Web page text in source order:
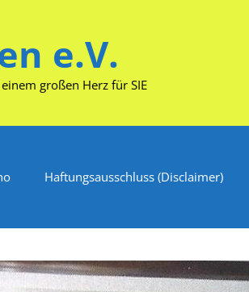
e.V.
großen Herz für SIE
Haftungsausschluss (Disclaimer)